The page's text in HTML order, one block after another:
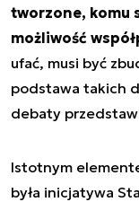
tworzone, komu
możliwość
ufać, musi być
podstawa takich
debaty
Istotnym
była inicjatywa